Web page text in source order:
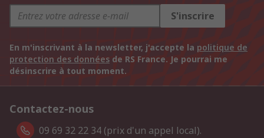
S'inscrire
En m'inscrivant à la newsletter, j'accepte la politique de
protection des données de RS France. Je pourrai me
désinscrire à tout moment.
Contactez-nous
09 69 32 22 34 (prix d'un appel local).